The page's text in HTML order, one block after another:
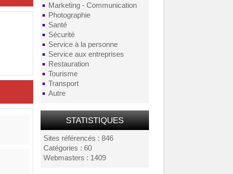
Marketing - Communication
Photographie
Santé
Sécurité
Service à la personne
Service aux entreprises
Restauration
Tourisme
Transport
Autre
STATISTIQUES
Sites référencés : 846
Catégories : 60
Webmasters : 1409